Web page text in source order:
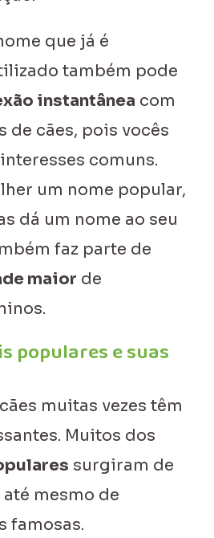
que já é
também pode
instantânea com
de cães, pois vocês
comuns.
um nome popular,
dá um nome ao seu
faz parte de
maior de
populares e suas
muitas vezes têm
Muitos dos
surgiram de
mesmo de
famosas.